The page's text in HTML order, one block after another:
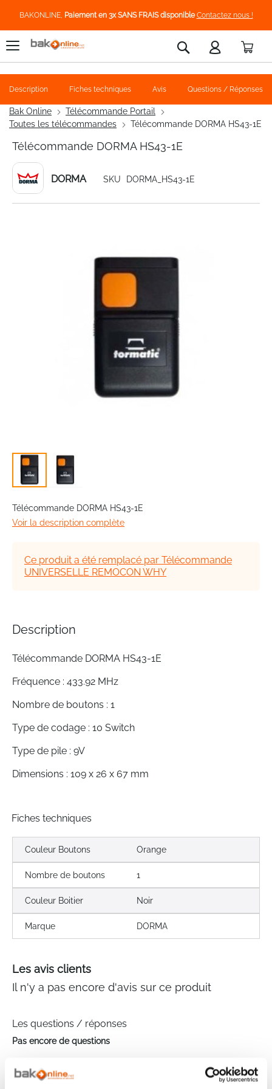
BAKONLINE, Paiement en 3x SANS FRAIS disponible Contactez nous !
Rechercher
Bak Online
Télécommande Portail
Toutes les télécommandes
Télécommande DORMA HS43-1E
Télécommande DORMA HS43-1E
DORMA SKU DORMA_HS43-1E
to
the
beginning
images
gallery
Télécommande DORMA HS43-1E
Voir la description complète
Ce produit a été remplacé par Télécommande
UNIVERSELLE REMOCON WHY
Description Fiches techniques Avis Questions / Réponses
Description
Télécommande DORMA HS43-1E
Fréquence : 433.92 MHz
Nombre de boutons : 1
Type de codage : 10 Switch
Type de pile : 9V
Dimensions : 109 x 26 x 67 mm
Fiches techniques
Couleur Boutons Orange
Nombre de boutons 1
Couleur Boitier Noir
Marque DORMA
Les avis clients
Il n'y a pas encore d'avis sur ce produit
Les questions / réponses
Pas encore de questions
Connectez vous pour poser votre question